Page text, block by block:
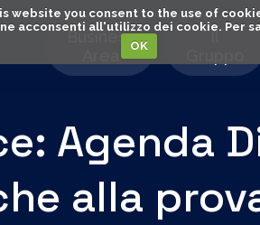
website you consent to the use of
acconsenti all'utilizzo dei cookie. Per
OK
Business
Il
alla